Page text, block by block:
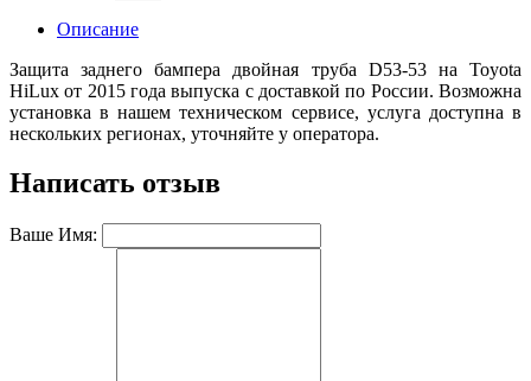
Описание
Защита заднего бампера двойная труба D53-53 на Toyota
HiLux от 2015 года выпуска с доставкой по России. Возможна
установка в нашем техническом сервисе, услуга доступна в
нескольких регионах, уточняйте у оператора.
Написать отзыв
Ваше Имя: